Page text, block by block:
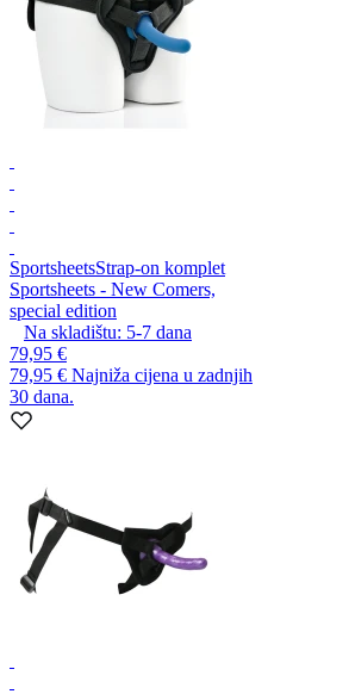
SportsheetsStrap-on komplet
Sportsheets - New Comers,
special edition
Na skladištu: 5-7 dana
79,95 €
79,95 € Najniža cijena u zadnjih
30 dana.